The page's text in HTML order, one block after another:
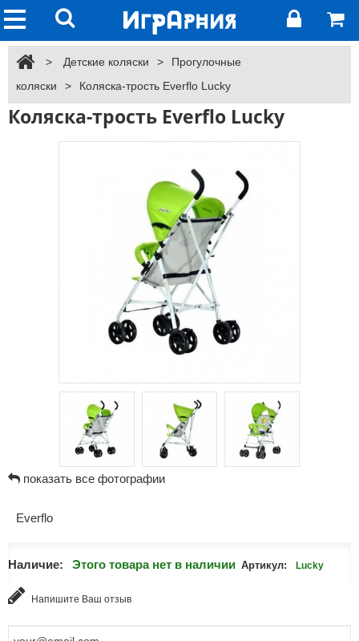
> Детские коляски >
Прогулочные
коляски
> Коляска-трость Everflo Lucky
Коляска-трость Everflo Lucky
показать все фотографии
Everflo
Наличие: Этого товара нет в наличии Артикул: Lucky
Напишите Ваш отзыв